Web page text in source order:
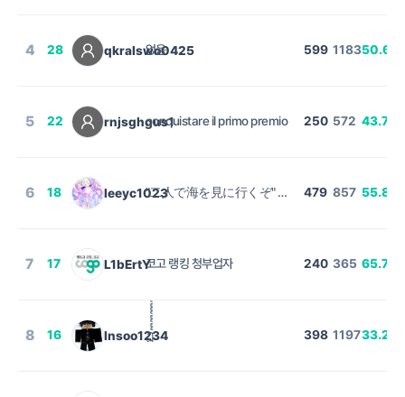
4 28 qkralswo0425
없음 599 118350.63
5 22 rnjsghgus1conquistare il primo premio 250 572 43.71
6 18 leeyc1023 "二人で海を見に行くぞ" ✝승천✝ 479 857 55.89
7 17 L1bErtY코고 랭킹 청부업자 240 365 65.75
8 16 Insoo1234
ฏ๎๎๎๎๎๎๎๎๎๎๎๎๎๎๎๎๎๎๎๎๎๎๎๎๎๎๎๎๎๎๎๎๎๎๎๎๎๎๎๎๎๎๎๎๎๎๎๎๎ 398 119733.25